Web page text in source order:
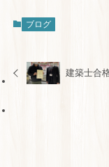
ブログ
建築士合